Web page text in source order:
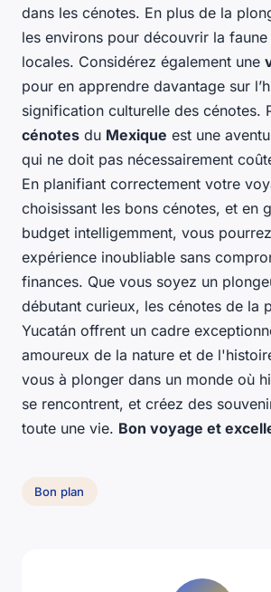
dans les cénotes. En plus de la
les environs pour découvrir la
locales. Considérez également une
pour en apprendre davantage sur
signification culturelle des cénotes.
cénotes du Mexique est une
qui ne doit pas nécessairement
En planifiant correctement votre
choisissant les bons cénotes, et en
budget intelligemment, vous
expérience inoubliable sans
finances. Que vous soyez un
débutant curieux, les cénotes de la
Yucatán offrent un cadre
amoureux de la nature et de
vous à plonger dans un monde où
se rencontrent, et créez des
toute une vie. Bon voyage et
Bon plan